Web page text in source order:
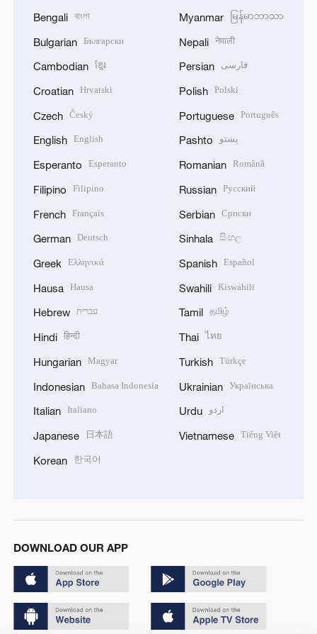
Bengali বাংলা
Bulgarian Български
Cambodian ខ្មែរ
Croatian Hrvatski
Czech Český
English English
Esperanto Esperanto
Filipino Filipino
French Français
German Deutsch
Greek Ελληνικά
Hausa Hausa
Hebrew עברית
Hindi हिन्दी
Hungarian Magyar
Indonesian Bahasa Indonesia
Italian Italiano
Japanese 日本語
Korean 한국어
Myanmar မြန်မာဘာသာ
Nepali नेपाली
Persian فارسی
Polish Polski
Portuguese Português
Pashto پښتو
Romanian Română
Russian Русский
Serbian Српски
Sinhala සිංහල
Spanish Español
Swahili Kiswahili
Tamil தமிழ்
Thai ไทย
Turkish Türkçe
Ukrainian Українська
Urdu اردو
Vietnamese Tiếng Việt
DOWNLOAD OUR APP